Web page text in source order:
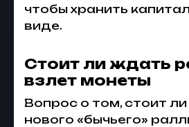
чтобы хранить
виде.
Стоит ли ждать
взлет монеты
Вопрос о том, стоит
нового «бычьего»